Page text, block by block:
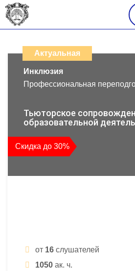
повышения
квалификации
и
Актуальная
Инклюзия
Профессиональная
Тьюторское
образовательной
Скидка до 30%
от 16 слушателей
1050 ак. ч.